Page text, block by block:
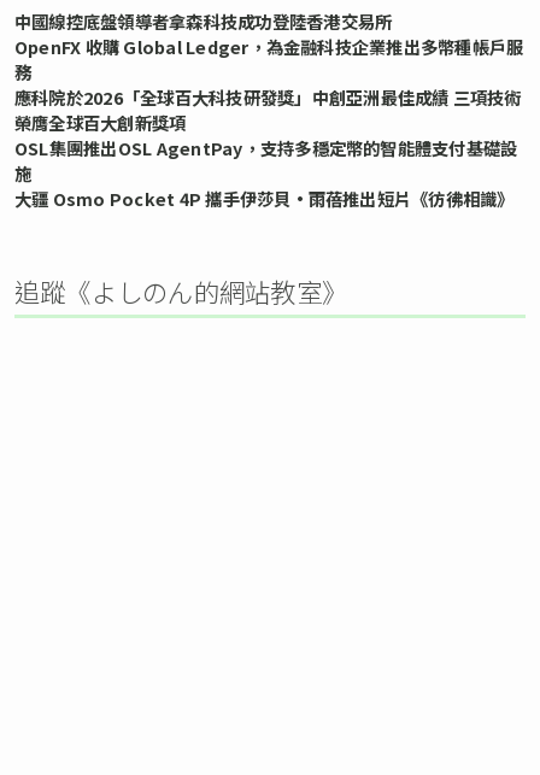
中國線控底盤領導者拿森科技成功登陸香港交易所
OpenFX 收購 Global Ledger，為金融科技企業推出多幣種帳戶服
務
應科院於2026「全球百大科技研發獎」中創亞洲最佳成績 三項技術
榮膺全球百大創新獎項
OSL集團推出OSL AgentPay，支持多穩定幣的智能體支付基礎設
施
大疆 Osmo Pocket 4P 攜手伊莎貝•雨蓓推出短片《彷彿相識》
追蹤《よしのん的網站教室》